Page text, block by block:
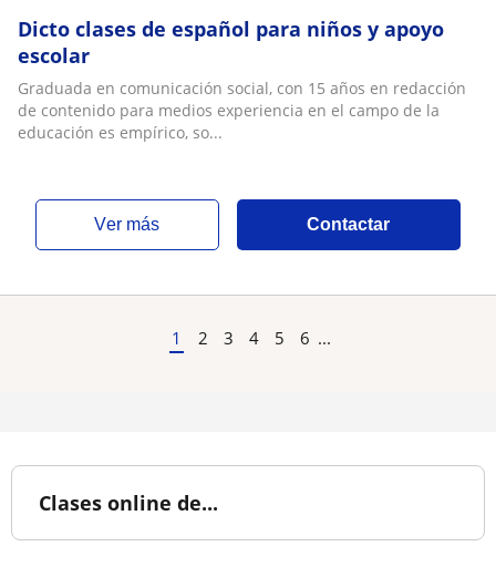
Dicto clases de español para niños y apoyo
escolar
Graduada en comunicación social, con 15 años en redacción
de contenido para medios experiencia en el campo de la
educación es empírico, so...
ver más Contactar
1 2 3 4 5 6 ...
Clases online de...